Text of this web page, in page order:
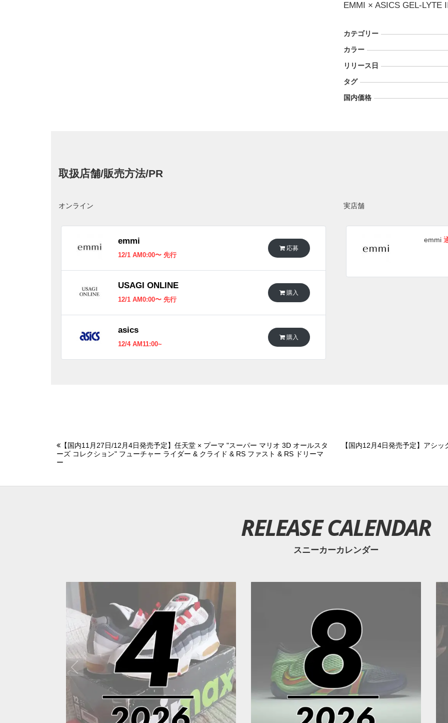
EMMI × ASICS GEL-LYTE
カテゴリー
カラー
リリース日
タグ
国内価格
取扱店舗/販売方法/PR
オンライン
emmi
12/1 AM0:00〜 先行
応募
USAGI ONLINE
12/1 AM0:00〜 先行
購入
asics
12/4 AM11:00~
購入
実店舗
emmi
【国内11月27日/12月4日発売予定】任天堂 × プーマ "スーパー マリオ 3D オールスタ
ーズ コレクション" フューチャー ライダー & クライド & RS ファスト & RS ドリーマ
ー
【国内12月4日発売予定】アシ
RELEASE CALENDAR
スニーカーカレンダー